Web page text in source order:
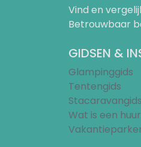
Vind en
Betrouwbaar
GIDSEN &
Glampinggids
Tentengids
Stacaravangids
Wat is een